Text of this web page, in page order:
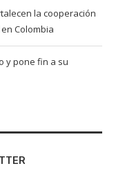
la cooperación
Colombia
y pone fin a su